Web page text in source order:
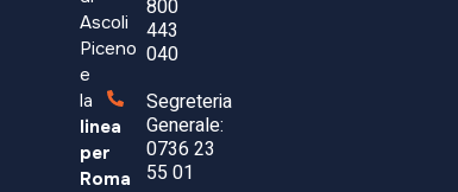
Ascoli
Piceno
e
la
linea
per
Roma
800
443
040
Segreteria
Generale:
0736 23
55 01